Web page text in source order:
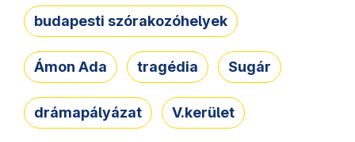
budapesti szórakozóhelyek
Ámon Ada tragédia Sugár
drámapályázat V.kerület